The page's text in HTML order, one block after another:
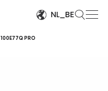
NL_BE
100E77Q PRO